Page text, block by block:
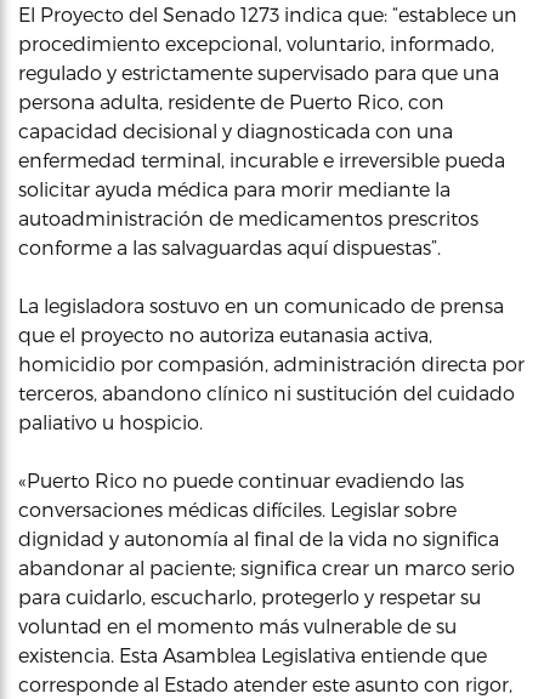
El Proyecto del Senado 1273 indica que: “establece un
procedimiento excepcional, voluntario, informado,
regulado y estrictamente supervisado para que una
persona adulta, residente de Puerto Rico, con
capacidad decisional y diagnosticada con una
enfermedad terminal, incurable e irreversible pueda
solicitar ayuda médica para morir mediante la
autoadministración de medicamentos prescritos
conforme a las salvaguardas aquí dispuestas”.
La legisladora sostuvo en un comunicado de prensa
que el proyecto no autoriza eutanasia activa,
homicidio por compasión, administración directa por
terceros, abandono clínico ni sustitución del cuidado
paliativo u hospicio.
«Puerto Rico no puede continuar evadiendo las
conversaciones médicas difíciles. Legislar sobre
dignidad y autonomía al final de la vida no significa
abandonar al paciente; significa crear un marco serio
para cuidarlo, escucharlo, protegerlo y respetar su
voluntad en el momento más vulnerable de su
existencia. Esta Asamblea Legislativa entiende que
corresponde al Estado atender este asunto con rigor,